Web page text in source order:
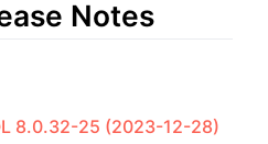
Notes
8.0.32-25 (2023-12-28)